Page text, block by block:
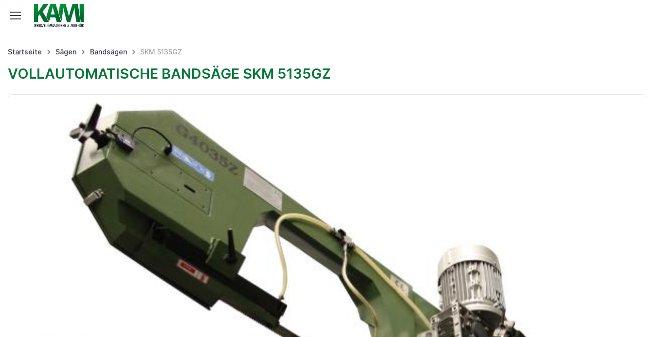
Startseite Sägen Bandsägen SKM 5135GZ
VOLLAUTOMATISCHE BANDSÄGE SKM 5135GZ